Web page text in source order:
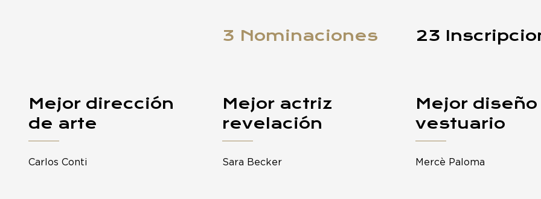
3 Nominaciones 23
Mejor dirección
de arte
Carlos Conti
Mejor actriz
revelación
Sara Becker
Mejor diseño
vestuario
Mercè Paloma